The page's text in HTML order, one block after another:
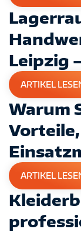
Leipzig
ARTIKEL
Warum
ARTIKEL